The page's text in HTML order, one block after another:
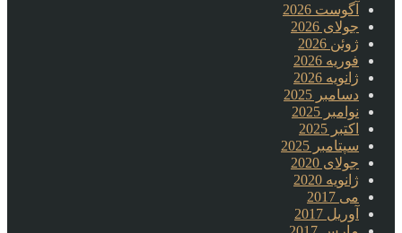
آگوست 2026
جولای 2026
ژوئن 2026
فوریه 2026
ژانویه 2026
دسامبر 2025
نوامبر 2025
اکتبر 2025
سپتامبر 2025
جولای 2020
ژانویه 2020
می 2017
آوریل 2017